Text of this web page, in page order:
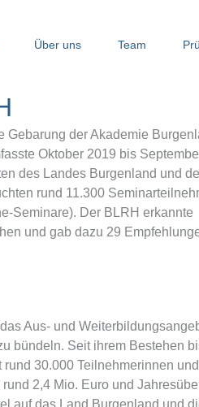
Über uns Team
Gebarung der Akademie
Oktober 2019 bis
des Landes Burgenland und
rund 11.300
Seminare). Der BLRH erkannte
und gab dazu 29
Aus- und
bündeln. Seit ihrem Bestehen
30.000 Teilnehmerinnen
2,4 Mio. Euro und